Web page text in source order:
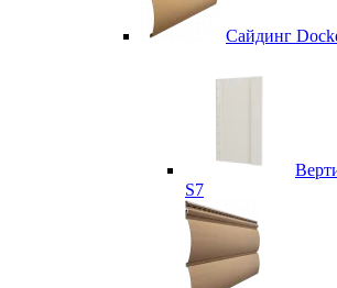
Сайдинг
S7